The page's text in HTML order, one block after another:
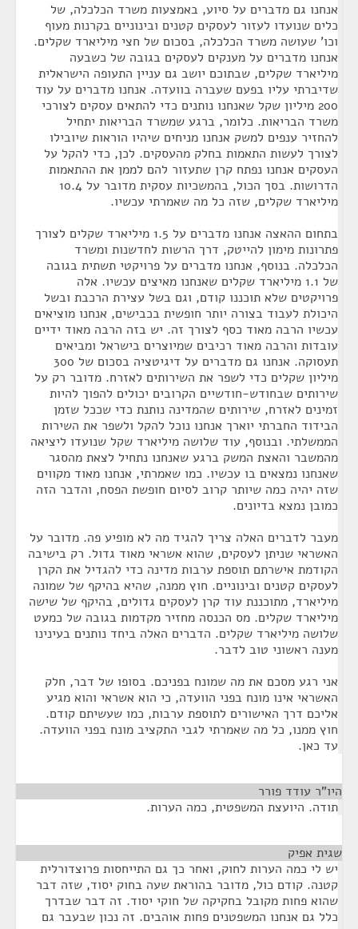
אנחנו גם מדברים על סיוע, באמצעות משרד הכלכלה, של
כלים שנועדו לעזור לעסקים קטנים ובינוניים בקרנות מעוף
וכו' שעושה משרד הכלכלה, בסכום של חצי מיליארד שקלים.
אנחנו מדברים על מענקים לעסקים בגובה של כשבעה
מיליארד שקלים, שבתוכם יושב גם עניין התעופה הישראלית
שדיברתי עליו בפעם שעברה בוועדה. אנחנו מדברים על עוד
200 מיליון שקל שאנחנו נותנים כדי להתאים עסקים לצורכי
משרד הבריאות. כלומר, ברגע שמשרד הבריאות יתחיל
להחזיר ענפים למשק אנחנו מניחים שיהיו הוראות שיובילו
לצורך לעשות התאמות בחלק מהעסקים. לכן, כדי להקל על
העסקים אנחנו נפתח קרן שתעזור להם לממן את ההתאמות
הדרושות. בסך הכול, בהמשכיות עסקית מדובר על 10.4
מיליארד שקלים, שזה כל מה שאמרתי עכשיו.
בתחום ההאצה אנחנו מדברים על 1.5 מיליארד שקלים לצורך
פתרונות מימון להייטק, דרך הרשות לחדשנות ומשרד
הכלכלה. בנוסף, אנחנו מדברים על פרויקטי תשתית בגובה
של 1.1 מיליארד שקלים שאנחנו מאיצים עכשיו. אלה
פרויקטים שלא תוכננו קודם, וגם בשל עצירת הרכבת ובשל
היכולת לעבוד בצורה יותר חופשית בכבישים, אנחנו מוציאים
עכשיו הרבה מאוד כסף לצורך זה. יש בזה הרבה מאוד ידיים
עובדות והרבה מאוד רכיבים שמיוצרים בישראל ומביאים
תעסוקה. אנחנו גם מדברים על דיגיטציה בסכום של 300
מיליון שקלים כדי לשפר את השירותים לאזרח. מדובר רק על
שירותים שבחודש-חודשיים הקרובים יכולים להפוך להיות
זמינים לאזרח, שירותים שהמדינה נותנת כדי שככל שזמן
הבידוד החברתי יוארך אנחנו נוכל להקל ולשפר את השירות
הממשלתי. ובנוסף, עוד שלושה מיליארד שקל שנועדו ליציאה
מהמשבר והאצת המשק ברגע שאנחנו נתחיל לצאת מהסגר
שאנחנו נמצאים בו עכשיו. כמו שאמרתי, אנחנו מאוד מקווים
שזה יהיה כמה שיותר קרוב לסיום חופשת הפסח, והדבר הזה
כמובן נמצא בדיונים.
מעבר לדברים האלה צריך להגיד מה לא מופיע פה. מדובר על
האשראי שניתן לעסקים, שהוא אשראי מאוד גדול. רק בישיבה
הקודמת אישרתם תוספת ערבות מדינה כדי להגדיל את הקרן
לעסקים קטנים ובינוניים. חוץ ממנה, שהיא בהיקף של שמונה
מיליארד, מתוכננת עוד קרן לעסקים גדולים, בהיקף של שישה
מיליארד שקלים. מס הכנסה מחזיר מקדמות בגובה של כמעט
שלושה מיליארד שקלים. הדברים האלה ביחד נותנים בעינינו
מענה ראשוני טוב לדבר.
אני רגע מסכם את מה שמונח בפניכם. בסופו של דבר, חלק
האשראי אינו מונח בפני הוועדה, כי הוא אשראי והוא מגיע
אליכם דרך האישורים לתוספת ערבות, כמו שעשיתם קודם.
חוץ ממנו, כל מה שאמרתי לגבי התקציב מונח בפני הוועדה.
עד כאן.
היו"ר עודד פורר
תודה. היועצת המשפטית, כמה הערות.
שגית אפיק
יש לי כמה הערות לחוק, ואחר כך גם התייחסות פרוצדורלית
קטנה. קודם כול, מדובר בהוראת שעה בחוק יסוד, שזה דבר
שהוא פחות מקובל בחקיקה של חוקי יסוד. זה דבר שבדרך
כלל גם אנחנו המשפטנים פחות אוהבים. זה נכון שבעבר גם